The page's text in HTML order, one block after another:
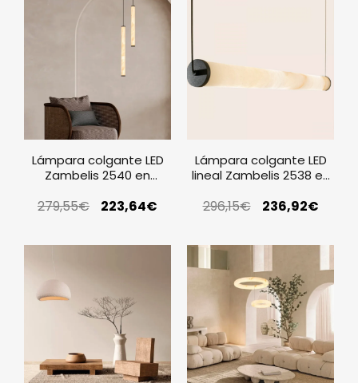
Lámpara colgante LED
Zambelis 2540 en
279,55€ 223,64€
Lámpara colgante LED
lineal Zambelis 2538 en
296,15€ 236,92€